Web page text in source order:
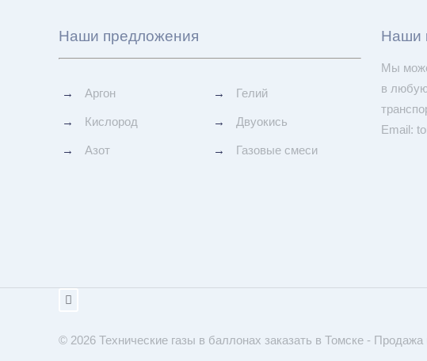
Наши предложения
→ Аргон
→ Кислород
→ Азот
→ Гелий
→ Двуокись
→ Газовые смеси
Наши
Мы
в
Email:
© 2026 Технические газы в баллонах заказать в Томске -